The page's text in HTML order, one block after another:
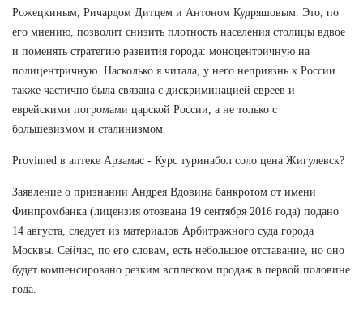
Рожецкиным, Ричардом Дитцем и Антоном Кудряшовым. Это, по
его мнению, позволит снизить плотность населения столицы вдвое
и поменять стратегию развития города: моноцентричную на
полицентричную. Насколько я читала, у него неприязнь к России
также частично была связана с дискриминацией евреев и
еврейскими погромами царской России, а не только с
большевизмом и сталинизмом.
Provimed в аптеке Арзамас - Курс туринабол соло цена Жигулевск?
Заявление о признании Андрея Вдовина банкротом от имени
Финпромбанка (лицензия отозвана 19 сентября 2016 года) подано
14 августа, следует из материалов Арбитражного суда города
Москвы. Сейчас, по его словам, есть небольшое отставание, но оно
будет компенсировано резким всплеском продаж в первой половине
года.